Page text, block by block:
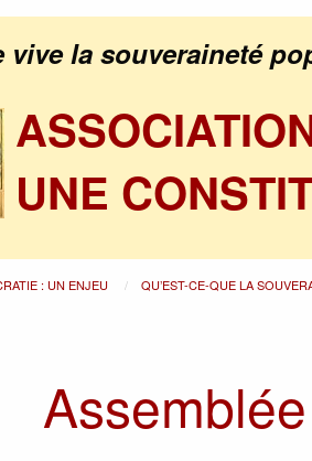
vive la souveraineté
UNE
: UN ENJEU QU’EST-CE-QUE LA